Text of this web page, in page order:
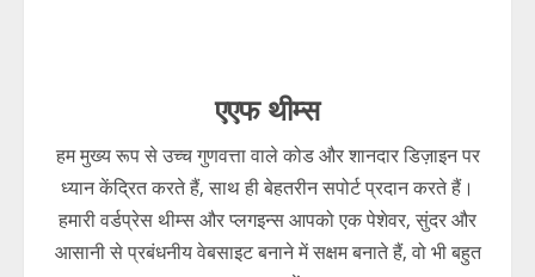
एएफ थीम्स
हम मुख्य रूप से उच्च गुणवत्ता वाले कोड और शानदार डिज़ाइन पर
ध्यान केंद्रित करते हैं, साथ ही बेहतरीन सपोर्ट प्रदान करते हैं।
हमारी वर्डप्रेस थीम्स और प्लगइन्स आपको एक पेशेवर, सुंदर और
आसानी से प्रबंधनीय वेबसाइट बनाने में सक्षम बनाते हैं, वो भी बहुत